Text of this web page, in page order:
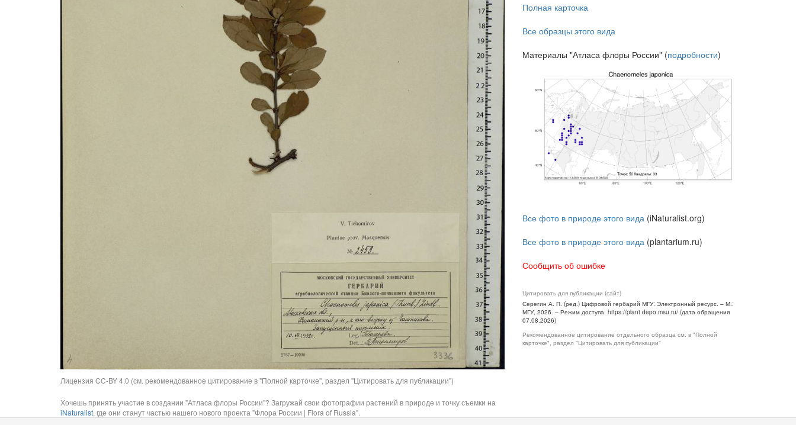
Лицензия CC-BY 4.0 (см. рекомендованное цитирование в "Полной карточке", раздел "Цитировать для публикации")
Хочешь принять участие в создании "Атласа флоры России"? Загружай свои фотографии растений в природе и точку съемки на
iNaturalist, где они станут частью нашего нового проекта "Флора России | Flora of Russia".
Полная карточка
Все образцы этого вида
Материалы "Атласа флоры России" (подробности)
Все фото в природе этого вида (iNaturalist.org)
Все фото в природе этого вида (plantarium.ru)
Сообщить об ошибке
Цитировать для публикации (сайт)
Серегин А. П. (ред.) Цифровой гербарий МГУ: Электронный ресурс. – М.:
МГУ, 2026. – Режим доступа: https://plant.depo.msu.ru/ (дата обращения
07.08.2026)
Рекомендованное цитирование отдельного образца см. в "Полной
карточке", раздел "Цитировать для публикации"